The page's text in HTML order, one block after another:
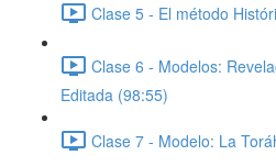
Clase 5 - El método
Clase 6 - Modelos:
Editada (98:55)
Clase 7 - Modelo: La